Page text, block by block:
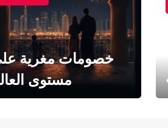
خصومات مغرية
مستوى